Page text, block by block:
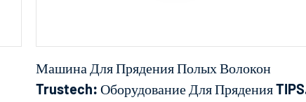
Машина Для Прядения Полых Волокон
Trustech: Оборудование Для Прядения TIPS